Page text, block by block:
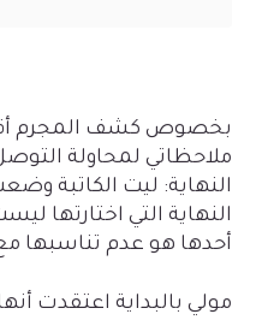
بخصوص كشف المجرم أقول
ملاحظاتي لمحاولة
النهاية: ليت الكاتبة
النهاية التي اختارتها
أحدها هو عدم تناسبها
مولي بالبداية اعتقدت